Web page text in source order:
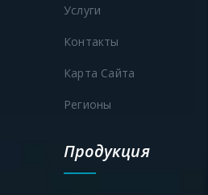
Продукция
Трубы ПНД
Услуги
Контакты
Карта Сайта
Регионы
Продукция